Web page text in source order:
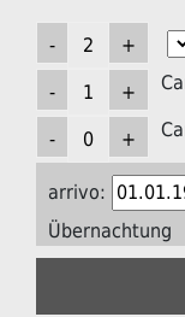
arrivo:
Übernachtung